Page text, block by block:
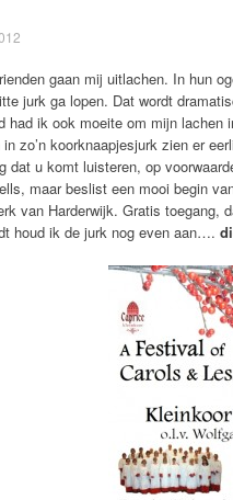
gaan mij uitlachen. In hun
jurk ga lopen. Dat wordt
had ik ook moeite om mijn
zo’n koorknaapjesjurk zien er
dat u komt luisteren, op
maar beslist een mooi begin
van Harderwijk. Gratis toegang,
houd ik de jurk nog even aan….